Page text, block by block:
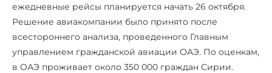
ежедневные рейсы планируется начать 26 октября.
Решение авиакомпании было принято после
всестороннего анализа, проведенного Главным
управлением гражданской авиации ОАЭ. По оценкам,
в ОАЭ проживает около 350 000 граждан Сирии.